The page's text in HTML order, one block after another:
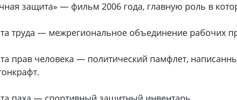
защита» — фильм 2006 года, главную роль в
труда — межрегиональное объединение рабочих
прав человека — политический памфлет,